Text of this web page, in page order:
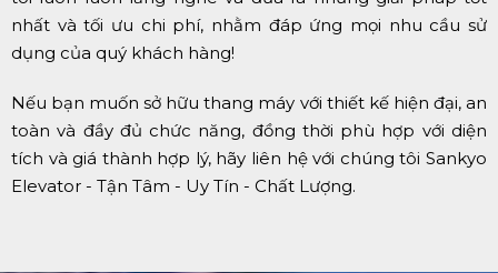
nhất và tối ưu chi phí, nhằm đáp ứng mọi nhu cầu sử
dụng của quý khách hàng!
Nếu bạn muốn sở hữu thang máy với thiết kế hiện đại, an
toàn và đầy đủ chức năng, đồng thời phù hợp với diện
tích và giá thành hợp lý, hãy liên hệ với chúng tôi Sankyo
Elevator - Tận Tâm - Uy Tín - Chất Lượng.